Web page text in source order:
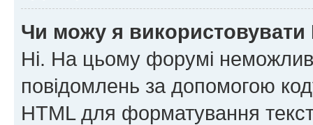
Чи можу я використовувати
Ні. На цьому форумі
повідомлень за допомогою
HTML для форматування